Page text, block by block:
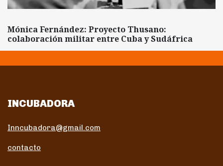
Mónica Fernández: Proyecto Thusano:
colaboración militar entre Cuba y Sudáfrica
INCUBADORA
Inncubadora@gmail.com
contacto